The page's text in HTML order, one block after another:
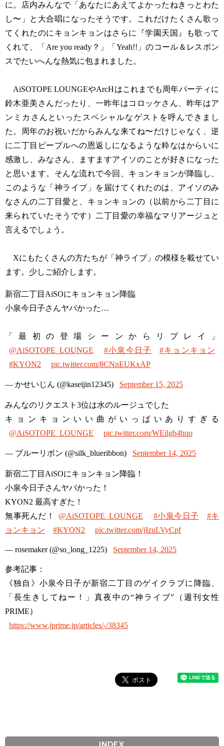
に。店内みんなで「あなたにあえてよかったねきっとわた
し〜」と大合唱になったそうです。これだけたくさん歌っ
てくれたのにキョンキョンはさらに『学園天国』も歌って
くれて、「Are you ready？」「Yeah!!」のコール＆レスポン
スでたいへんな熱気に包まれました。
AiSOTOPE LOUNGEやArcHはこれまでも周年パーティに
鈴木亜美さんだったり、一昨年はコロッケさん、昨年はア
ンミカさんといったスペシャルなゲストを呼んできまし
た。周年のお祝いだからみんな来てね〜だけじゃなく、逆
に二丁目ピープルへの恩返しになるような粋なはからいに
感激し、みなさん、ますますアイソのことが好きになった
と思います。そんな流れで今回、キョンキョンが降臨し、
このような「神ライブ」を届けてくれたのは、アイソのみ
なさんの二丁目愛と、キョンキョンの（以前から二丁目に
来られていたそうです）二丁目愛の幸福なマリアージュと
言えるでしょう。
Xにもたくさんの方たちが「神ライブ」の模様を載せてい
ます。少しご紹介します。
新宿二丁目AiSOにキョンキョン降臨
小泉今日子さんヤバかった…
「最初の登場シーンからリプレイ」
@AiSOTOPE_LOUNGE
#小泉今日子
#キョンキョン
#KYON2
pic.twitter.com/8CNnEUKxAP
— かせいじん (@kaseijin12345) September 15, 2025
みんなのリクエスト3位は水のルージュでした
キョンキョンいい曲がいっぱいありすぎる
@AiSOTOPE_LOUNGE
pic.twitter.com/WEilgb4hqo
— ブルーリボン (@silk_blueribbon) September 14, 2025
新宿二丁目AiSOにキョンキョン降臨！
小泉今日子さんヤバかった！
KYON2 最高すぎた！
無事死んだ！
@AiSOTOPE_LOUNGE #小泉今日子
#キ
ョンキョン
#KYON2 pic.twitter.com/jIzuLVyCpf
— rosemaker (@so_long_1225) September 14, 2025
参考記事：
《独自》小泉今日子が新宿二丁目のゲイクラブに降臨、
「長生きしてねー！」真夜中の“神ライブ”（週刊女性
PRIME）
https://www.jprime.jp/articles/-/38345